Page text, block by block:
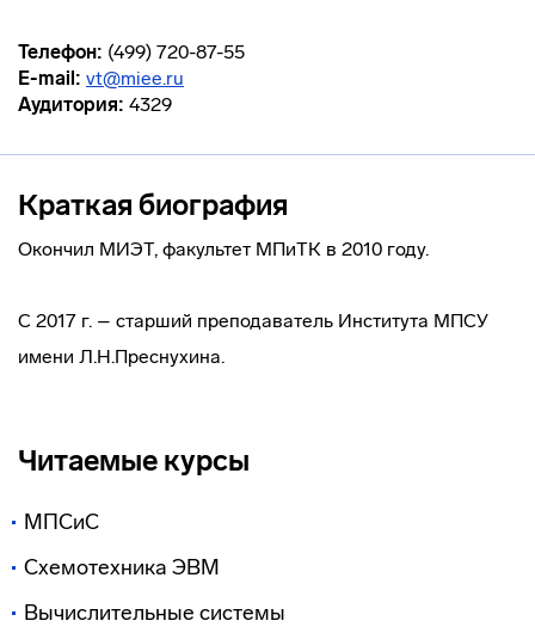
Телефон: (499) 720-87-55
E-mail: vt@miee.ru
Аудитория: 4329
Краткая биография
Окончил МИЭТ, факультет МПиТК в 2010 году.
С 2017 г. – старший преподаватель Института МПСУ
имени Л.Н.Преснухина.
Читаемые курсы
МПСиС
Схемотехника ЭВМ
Вычислительные системы